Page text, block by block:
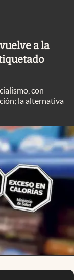
a la
con
la alternativa